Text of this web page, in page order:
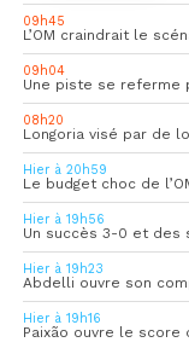
09h45
L’OM craindrait le
09h04
Une piste se referme
08h20
Longoria visé par de
Hier à 20h59
Le budget choc de
Hier à 19h56
Un succès 3-0 et des
Hier à 19h23
Hier à 19h16
Paixão ouvre le score